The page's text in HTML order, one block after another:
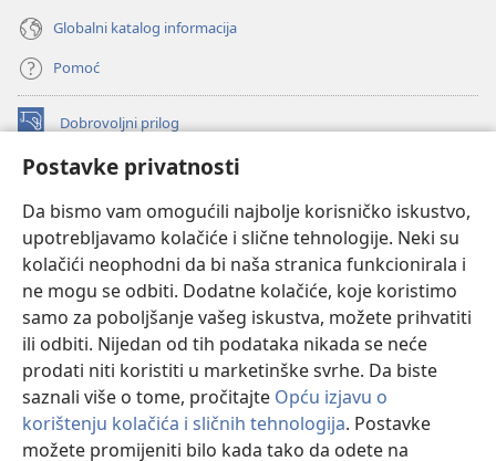
Postavke privatnosti
Da bismo vam omogućili najbolje korisničko iskustvo,
upotrebljavamo kolačiće i slične tehnologije. Neki su
kolačići neophodni da bi naša stranica funkcionirala i
ne mogu se odbiti. Dodatne kolačiće, koje koristimo
samo za poboljšanje vašeg iskustva, možete prihvatiti
ili odbiti. Nijedan od tih podataka nikada se neće
prodati niti koristiti u marketinške svrhe. Da biste
saznali više o tome, pročitajte Opću izjavu o
korištenju kolačića i sličnih tehnologija. Postavke
možete promijeniti bilo kada tako da odete na
Globalni katalog informacija
Pomoć
Dobrovoljni prilog
(otvara
novi
INTERNETSKA BIBLIOTEKA Watchtower
se
novi
prozor)
JW Hub
(otvara
se
novi
JW Library
Watchtower Library
Copyright© 2026 Watch Tower Bible and Tract Society of Pennsylvania.